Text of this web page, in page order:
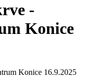
-
Konice
Konice 16.9.2025